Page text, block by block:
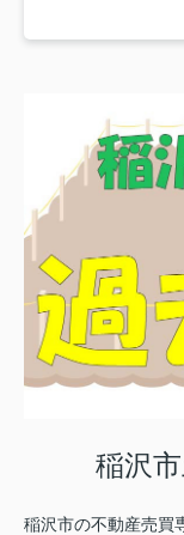
稲沢
稲沢市の不動産売